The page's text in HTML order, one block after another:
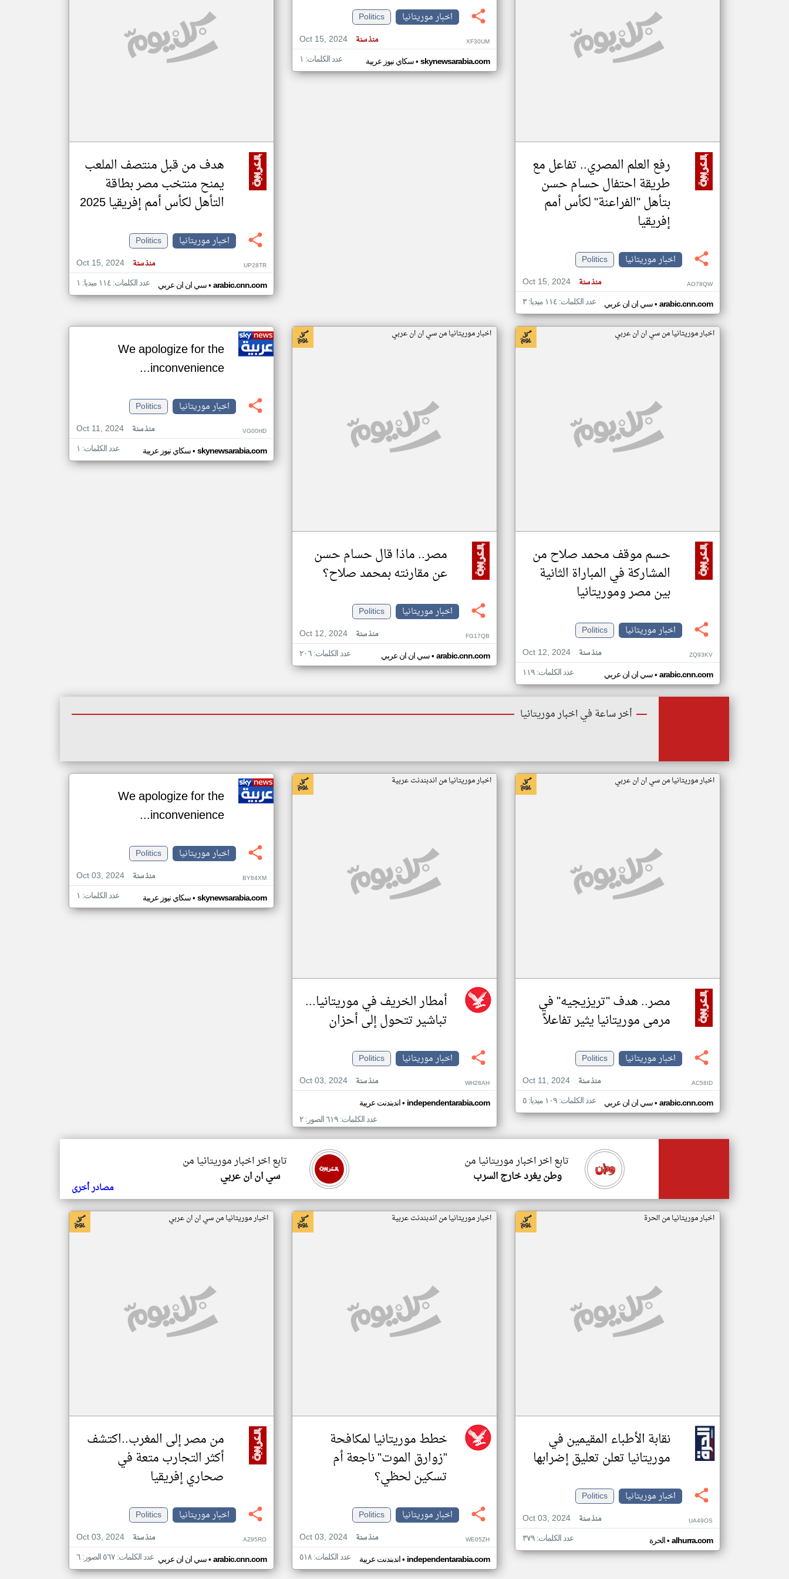
مصادر الأخبار من موريتانيا
رفع العلم المصري.. تفاعل مع
طريقة احتفال حسام حسن
بتأهل "الفراعنة" لكأس أمم
إفريقيا
اخبار موريتانيا
Politics
Oct 15, 2024
منذ سنة AO78QW
سي ان ان عربي• arabic.cnn.com عدد الكلمات: ١١٤ ميديا: ٣
اخبار موريتانيا
Politics
Oct 15, 2024
منذ سنة XF30UM
سكاي نيوز عربية• skynewsarabia.com عدد الكلمات: ١
هدف من قبل منتصف الملعب
يمنح منتخب مصر بطاقة
التأهل لكأس أمم إفريقيا 2025
اخبار موريتانيا
Politics
Oct 15, 2024
منذ سنة UP28TR
سي ان ان عربي• arabic.cnn.com عدد الكلمات: ١١٤ ميديا: ١
اخبار موريتانيا من سي ان ان عربي
حسم موقف محمد صلاح من
المشاركة في المباراة الثانية
بين مصر وموريتانيا
اخبار موريتانيا
Politics
Oct 12, 2024
منذ سنة ZQ93KV
سي ان ان عربي• arabic.cnn.com عدد الكلمات: ١١٩
اخبار موريتانيا من سي ان ان عربي
مصر.. ماذا قال حسام حسن
عن مقارنته بمحمد صلاح؟
اخبار موريتانيا
Politics
Oct 12, 2024
منذ سنة FG17QB
سي ان ان عربي• arabic.cnn.com عدد الكلمات: ٢٠٦
We apologize for the
inconvenience...
اخبار موريتانيا
Politics
Oct 11, 2024
منذ سنة VG00HD
سكاي نيوز عربية• skynewsarabia.com عدد الكلمات: ١
أخر ساعة في اخبار موريتانيا
اخبار موريتانيا من سي ان ان عربي
مصر.. هدف "تريزيجيه" في
مرمى موريتانيا يثير تفاعلاً
اخبار موريتانيا
Politics
Oct 11, 2024
منذ سنة AC58ID
سي ان ان عربي• arabic.cnn.com عدد الكلمات: ١٠٩ ميديا: ٥
اخبار موريتانيا من اندبندنت عربية
أمطار الخريف في موريتانيا...
تباشير تتحول إلى أحزان
اخبار موريتانيا
Politics
Oct 03, 2024
منذ سنة WH28AH
اندبندنت عربية• independentarabia.com
عدد الكلمات: ٦١٩ الصور: ٢
We apologize for the
inconvenience...
اخبار موريتانيا
Politics
Oct 03, 2024
منذ سنة BY84XM
سكاي نيوز عربية• skynewsarabia.com عدد الكلمات: ١
تابع اخر اخبار موريتانيا من
سي ان ان عربي
تابع اخر اخبار موريتانيا من
وطن يغرد خارج السرب
مصادر أخرى
اخبار موريتانيا من الحرة
نقابة الأطباء المقيمين في
موريتانيا تعلن تعليق إضرابها
اخبار موريتانيا
Politics
Oct 03, 2024
منذ سنة UA49OS
الحرة• alhurra.com عدد الكلمات: ٣٧٩
اخبار موريتانيا من اندبندنت عربية
خطط موريتانيا لمكافحة
"زوارق الموت" ناجعة أم
تسكين لحظي؟
اخبار موريتانيا
Politics
Oct 03, 2024
منذ سنة WE05ZH
اندبندنت عربية• independentarabia.com عدد الكلمات: ٥١٨
اخبار موريتانيا من سي ان ان عربي
من مصر إلى المغرب..اكتشف
أكثر التجارب متعة في
صحاري إفريقيا
اخبار موريتانيا
Politics
Oct 03, 2024
منذ سنة AZ95RO
سي ان ان عربي• arabic.cnn.com عدد الكلمات: ٥٦٧ الصور: ٦